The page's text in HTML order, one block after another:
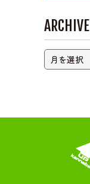
ARCHIVE